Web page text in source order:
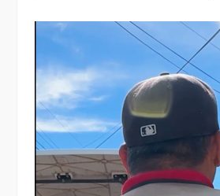
Reproductor
vídeo